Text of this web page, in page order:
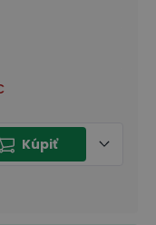
Kúpiť